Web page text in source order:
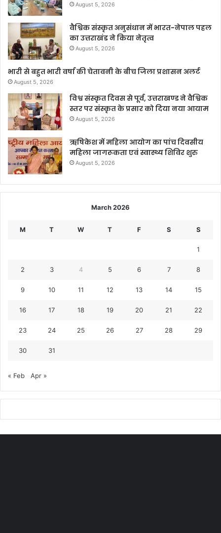
August 5, 2026
वैश्विक संस्कृत अनुसंधान में भारत-नेपाल पहल
का उत्तराखंड ने किया नेतृत्व
August 5, 2026
भारी से बहुत भारी वर्षा की चेतावनी के बीच जिला प्रशासन अलर्ट
August 5, 2026
विश्व संस्कृत दिवस से पूर्व, उत्तराखण्ड ने वैश्विक
स्तर पर संस्कृत के प्रसार को दिया नया आयाम
August 5, 2026
ऋषिकेश में महिला आयोग का पांच दिवसीय
महिला जागरूकता एवं स्वास्थ्य शिविर शुरु
August 5, 2026
March 2026
M T W T F S S
1
2 3 4 5 6 7 8
9 10 11 12 13 14 15
16 17 18 19 20 21 22
23 24 25 26 27 28 29
30 31
« Feb Apr »